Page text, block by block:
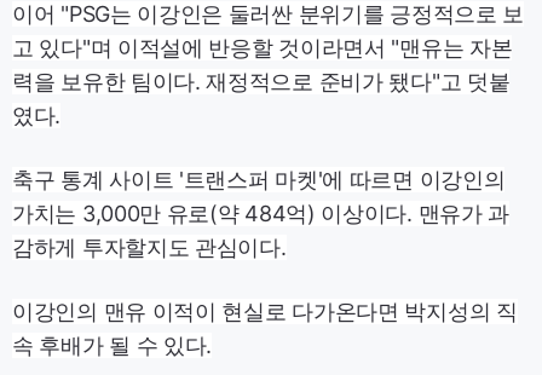
이어 "PSG는 이강인은 둘러싼 분위기를 긍정적으로 보
고 있다"며 이적설에 반응할 것이라면서 "맨유는 자본
력을 보유한 팀이다. 재정적으로 준비가 됐다"고 덧붙
였다.
축구 통계 사이트 '트랜스퍼 마켓'에 따르면 이강인의
가치는 3,000만 유로(약 484억) 이상이다. 맨유가 과
감하게 투자할지도 관심이다.
이강인의 맨유 이적이 현실로 다가온다면 박지성의 직
속 후배가 될 수 있다.